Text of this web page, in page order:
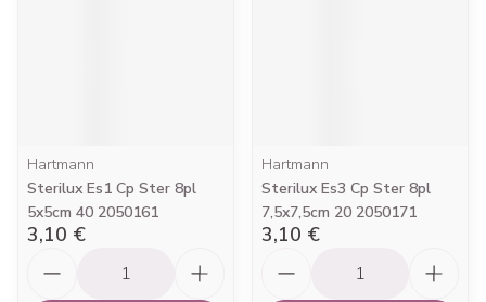
Hartmann
Sterilux Es1 Cp Ster 8pl
5x5cm 40 2050161
3,10 €
Hartmann
Sterilux Es3 Cp Ster 8pl
7,5x7,5cm 20 2050171
3,10 €